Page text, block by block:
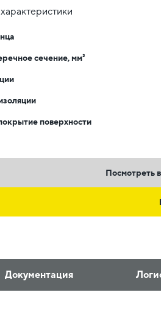
сечение, мм²
поверхности
Посмотреть
Документация